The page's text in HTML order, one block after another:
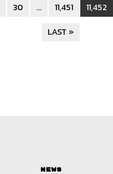
30 ... 11,451 11,452
LAST »
News